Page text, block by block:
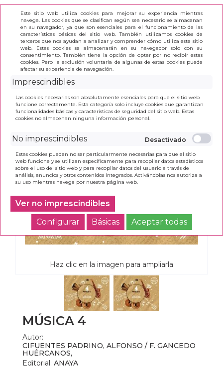
Este sitio web utiliza cookies para mejorar su experiencia mientras
navega. Las cookies que se clasifican según sea necesario se almacenan
en su navegador, ya que son esenciales para el funcionamiento de las
características básicas del sitio web. También utilizamos cookies de
terceros que nos ayudan a analizar y comprender cómo utiliza este sitio
web. Estas cookies se almacenarán en su navegador solo con su
consentimiento. También tiene la opción de optar por no recibir estas
cookies. Pero la exclusión voluntaria de algunas de estas cookies puede
afectar su experiencia de navegación.
Imprescindibles
Las cookies necesarias son absolutamente esenciales para que el sitio web
funcione correctamente. Esta categoría solo incluye cookies que garantizan
funcionalidades básicas y características de seguridad del sitio web. Estas
cookies no almacenan ninguna información personal.
No imprescindibles
Estas cookies pueden no ser particularmente necesarias para que el sitio
web funcione y se utilizan específicamente para recopilar datos estadísticos
sobre el uso del sitio web y para recopilar datos del usuario a través de
análisis, anuncios y otros contenidos integrados. Activándolas nos autoriza a
su uso mientras navega por nuestra página web.
Ver no imprescindibles
Configurar
Básicas Aceptar todas
INICIO > MÚSICA 4
Haz clic en la imagen para ampliarla
MÚSICA 4
Autor:
CIFUENTES PADRINO, ALFONSO / F. GANCEDO
HUÉRCANOS,
Editorial: ANAYA